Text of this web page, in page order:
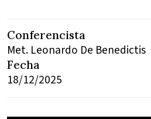
Conferencista
Met. Leonardo De Benedictis
Fecha
18/12/2025